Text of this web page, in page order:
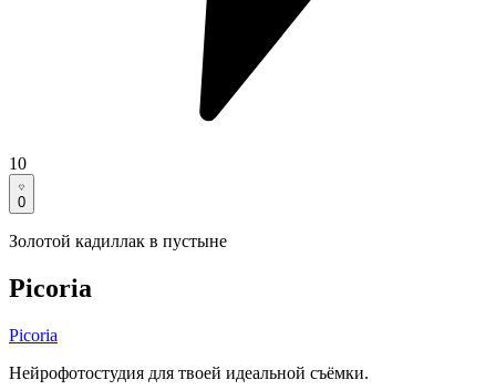
10
0
Золотой кадиллак в пустыне
Picoria
Picoria
Нейрофотостудия для твоей идеальной съёмки.